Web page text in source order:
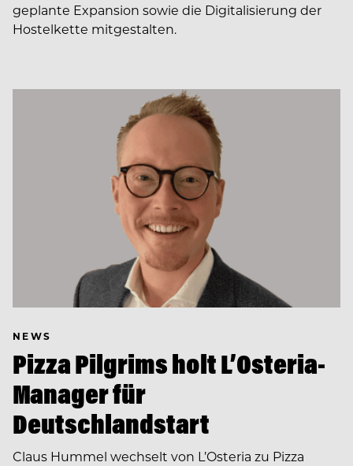
geplante Expansion sowie die Digitalisierung der
Hostelkette mitgestalten.
NEWS
Pizza Pilgrims holt L’Osteria-
Manager für
Deutschlandstart
Claus Hummel wechselt von L’Osteria zu Pizza